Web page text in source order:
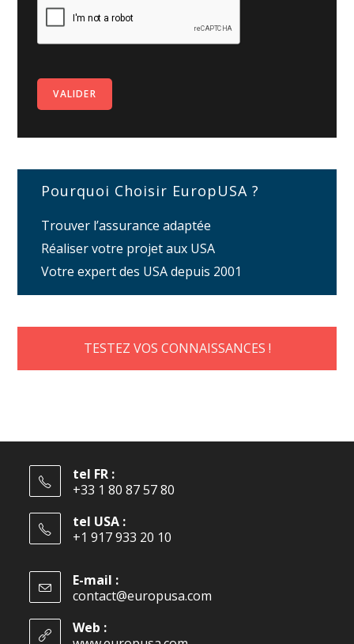
Pourquoi Choisir EuropUSA ?
Trouver l’assurance adaptée
Réaliser votre projet aux USA
Votre expert des USA depuis 2001
TESTEZ VOS CONNAISSANCES !
tel FR :
+33 1 80 87 57 80
tel USA :
+1 917 933 20 10
E-mail :
contact@europusa.com
Web :